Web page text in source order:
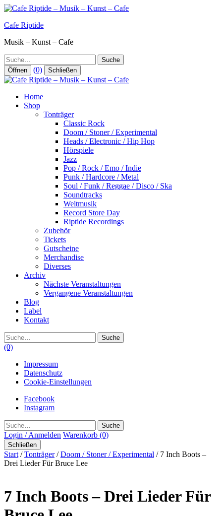
Zum
springen
Cafe Riptide
Musik – Kunst – Cafe
Suche
Öffnen (0) Schließen
Home
Shop
Tonträger
Classic Rock
Doom / Stoner / Experimental
Heads / Electronic / Hip Hop
Hörspiele
Jazz
Pop / Rock / Emo / Indie
Punk / Hardcore / Metal
Soul / Funk / Reggae / Disco / Ska
Soundtracks
Weltmusik
Record Store Day
Riptide Recordings
Zubehör
Tickets
Gutscheine
Merchandise
Diverses
Archiv
Nächste Veranstaltungen
Vergangene Veranstaltungen
Blog
Label
Kontakt
Suche
(0)
Impressum
Datenschutz
Cookie-Einstellungen
Facebook
Instagram
Suche
Login / Anmelden Warenkorb (0)
Schließen
Start /Tonträger/Doom / Stoner / Experimental / 7 Inch Boots –
Drei Lieder Für Bruce Lee
7 Inch Boots – Drei Lieder Für